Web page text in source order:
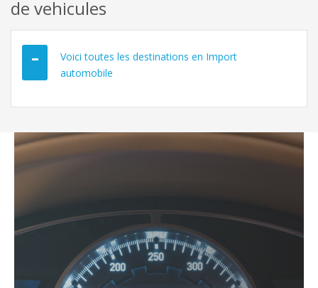
de vehicules
Voici toutes les destinations en Import
automobile